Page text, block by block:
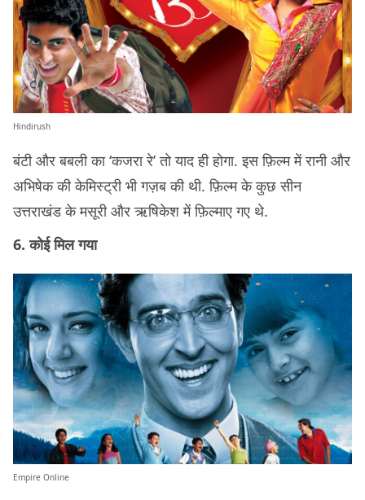
Hindirush
बंटी और बबली का ‘कजरा रे’ तो याद ही होगा. इस फ़िल्म में रानी और
अभिषेक की केमिस्ट्री भी गज़ब की थी. फ़िल्म के कुछ सीन
उत्तराखंड के मसूरी और ऋषिकेश में फ़िल्माए गए थे.
6. कोई मिल गया
Empire Online